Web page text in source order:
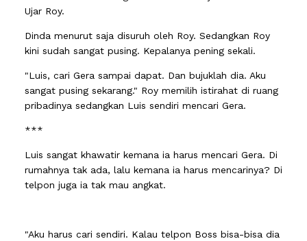
Ujar Roy.
Dinda menurut saja disuruh oleh Roy. Sedangkan Roy
kini sudah sangat pusing. Kepalanya pening sekali.
"Luis, cari Gera sampai dapat. Dan bujuklah dia. Aku
sangat pusing sekarang." Roy memilih istirahat di ruang
pribadinya sedangkan Luis sendiri mencari Gera.
***
Luis sangat khawatir kemana ia harus mencari Gera. Di
rumahnya tak ada, lalu kemana ia harus mencarinya? Di
telpon juga ia tak mau angkat.
"Aku harus cari sendiri. Kalau telpon Boss bisa-bisa dia